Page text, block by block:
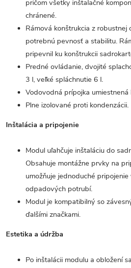
pričom všetky inštalačné
chránené.
Rámová konštrukcia z robustnej
potrebnú pevnosť a stabilitu.
pripevnil ku konštrukcii
Predné ovládanie, dvojité
3 l, veľké spláchnutie 6 l.
Vodovodná prípojka
Plne izolované proti kondenzácii.
Inštalácia a pripojenie
Modul uľahčuje inštaláciu do
Obsahuje montážne prvky na
umožňuje jednoduché
odpadových potrubí.
Modul je kompatibilný so
ďalšími značkami.
Estetika a údržba
Po inštalácii modulu a obložení